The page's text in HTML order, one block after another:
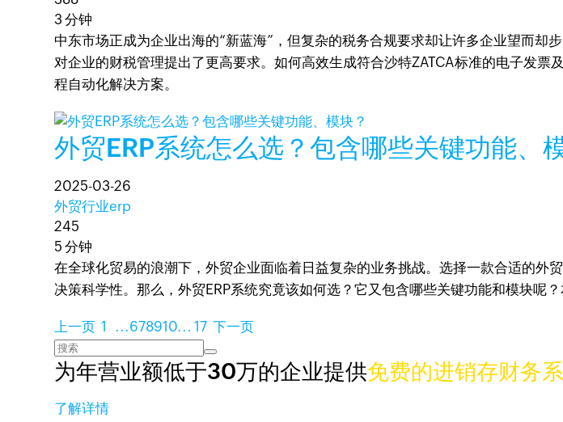
3 分钟
中东市场正成为企业出海的“新蓝海”，但复杂的税务合规要求却让许多企业望而却
对企业的财税管理提出了更高要求。如何高效生成符合沙特ZATCA标准的电子发
程自动化解决方案。
外贸ERP系统怎么选？包含哪些关键功能、
2025-03-26
外贸行业erp
245
5 分钟
在全球化贸易的浪潮下，外贸企业面临着日益复杂的业务挑战。选择一款合适的外
决策科学性。那么，外贸ERP系统究竟该如何选？它又包含哪些关键功能和模块呢？
上一页1 ...678910... 17 下一页
为年营业额低于30万的企业提供免费的进销存财务
了解详情